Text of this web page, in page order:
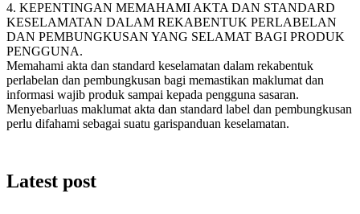
4. KEPENTINGAN MEMAHAMI AKTA DAN STANDARD
KESELAMATAN DALAM REKABENTUK PERLABELAN
DAN PEMBUNGKUSAN YANG SELAMAT BAGI PRODUK
PENGGUNA.
Memahami akta dan standard keselamatan dalam rekabentuk
perlabelan dan pembungkusan bagi memastikan maklumat dan
informasi wajib produk sampai kepada pengguna sasaran.
Menyebarluas maklumat akta dan standard label dan pembungkusan
perlu difahami sebagai suatu garispanduan keselamatan.
Latest post